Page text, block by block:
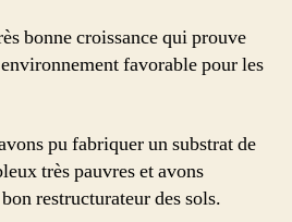
bonne croissance qui prouve
favorable pour les
pu fabriquer un substrat de
très pauvres et avons
restructurateur des sols.